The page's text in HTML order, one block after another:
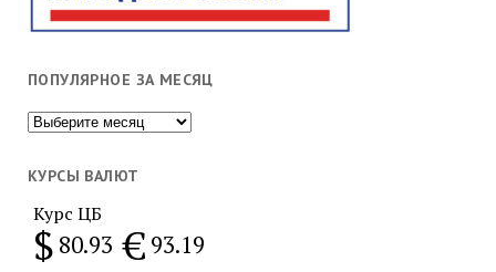
ПОПУЛЯРНОЕ ЗА МЕСЯЦ
Популярное
месяц
КУРСЫ ВАЛЮТ
Курс ЦБ
$ 80.93 € 93.19